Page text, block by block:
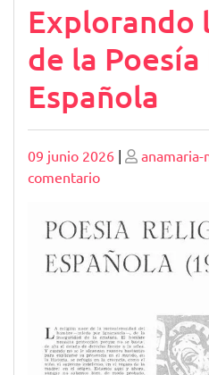
Explorando
de la
Española
Publicado
09 junio 2026 | Publicado
comentarioen
la
Belleza
de
Religiosa
Española